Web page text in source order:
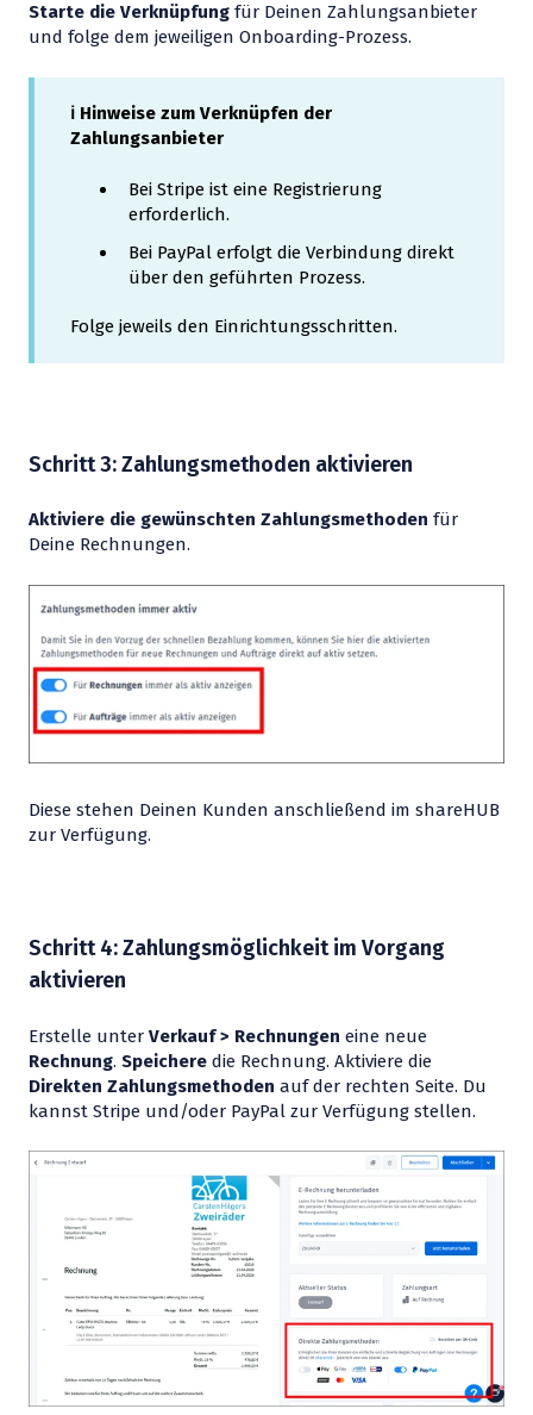
Starte die Verknüpfung für Deinen Zahlungsanbieter
und folge dem jeweiligen Onboarding-Prozess.
ℹ️ Hinweise zum Verknüpfen der
Zahlungsanbieter
Bei Stripe ist eine Registrierung
erforderlich.
Bei PayPal erfolgt die Verbindung direkt
über den geführten Prozess.
Folge jeweils den Einrichtungsschritten.
Schritt 3: Zahlungsmethoden aktivieren
Aktiviere die gewünschten Zahlungsmethoden für
Deine Rechnungen.
Diese stehen Deinen Kunden anschließend im shareHUB
zur Verfügung.
Schritt 4: Zahlungsmöglichkeit im Vorgang
aktivieren
Erstelle unter Verkauf > Rechnungen eine neue
Rechnung. Speichere die Rechnung. Aktiviere die
Direkten Zahlungsmethoden auf der rechten Seite. Du
kannst Stripe und/oder PayPal zur Verfügung stellen.